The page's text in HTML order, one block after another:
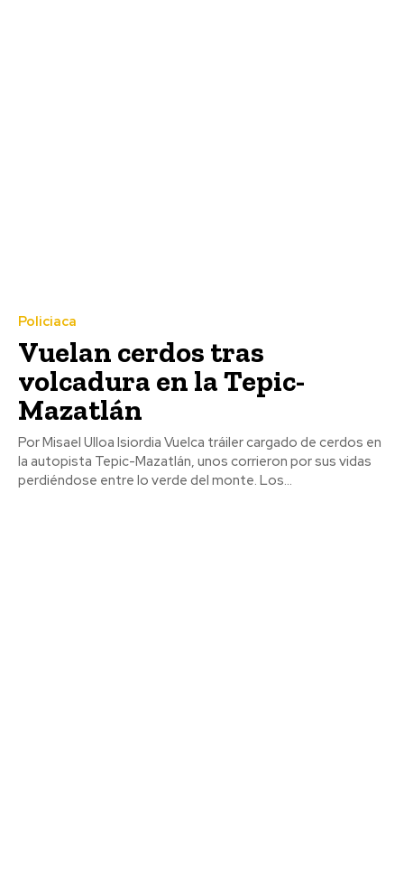
Policiaca
Vuelan cerdos tras
volcadura en la Tepic-
Mazatlán
Por Misael Ulloa Isiordia Vuelca tráiler cargado de cerdos en
la autopista Tepic-Mazatlán, unos corrieron por sus vidas
perdiéndose entre lo verde del monte. Los...